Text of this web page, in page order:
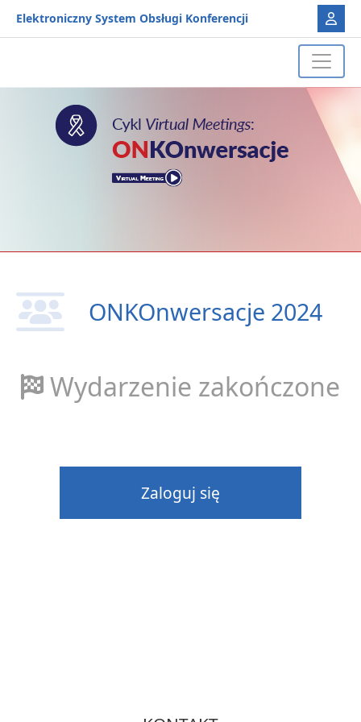
Elektroniczny System Obsługi Konferencji
ONKOnwersacje 2024
Wydarzenie zakończone
Zaloguj się